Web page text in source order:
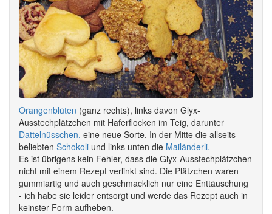
Orangenblüten (ganz rechts), links davon Glyx-
Ausstechplätzchen mit Haferflocken im Teig, darunter
Dattelnüsschen, eine neue Sorte. In der Mitte die allseits
beliebten Schokoli und links unten die Mailänderli.
Es ist übrigens kein Fehler, dass die Glyx-Ausstechplätzchen
nicht mit einem Rezept verlinkt sind. Die Plätzchen waren
gummiartig und auch geschmacklich nur eine Enttäuschung
- ich habe sie leider entsorgt und werde das Rezept auch in
keinster Form aufheben.